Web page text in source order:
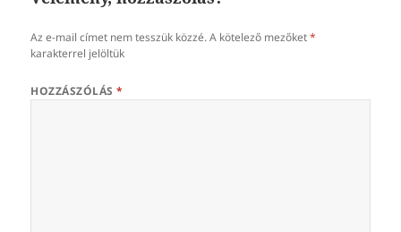
Az e-mail címet nem tesszük közzé. A kötelező mezőket*
karakterrel jelöltük
HOZZÁSZÓLÁS*